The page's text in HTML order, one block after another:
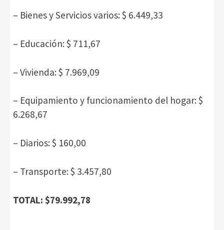
– Bienes y Servicios varios: $ 6.449,33
– Educación: $ 711,67
– Vivienda: $ 7.969,09
– Equipamiento y funcionamiento del hogar: $
6.268,67
– Diarios: $ 160,00
– Transporte: $ 3.457,80
TOTAL: $79.992,78